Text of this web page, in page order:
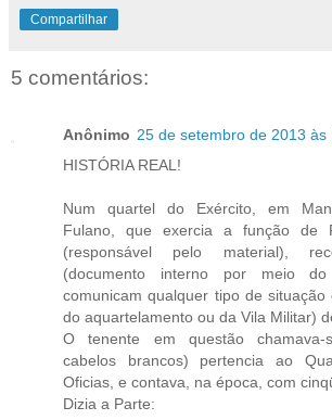
Compartilhar
5 comentários:
Anônimo 25 de setembro de 2013 às
HISTÓRIA REAL!
Num quartel do Exército, em
Fulano, que exercia a função de
(responsável pelo material),
(documento interno por meio
comunicam qualquer tipo de
do aquartelamento ou da Vila Militar)
O tenente em questão chamava-
cabelos brancos) pertencia ao
Oficias, e contava, na época, com
Dizia a Parte: